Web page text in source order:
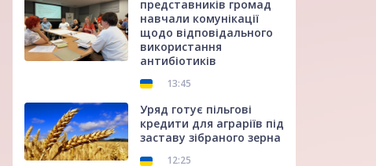
представників громад
навчали комунікації
щодо відповідального
використання
антибіотиків
13:45
Уряд готує пільгові
кредити для аграріїв під
заставу зібраного зерна
12:25